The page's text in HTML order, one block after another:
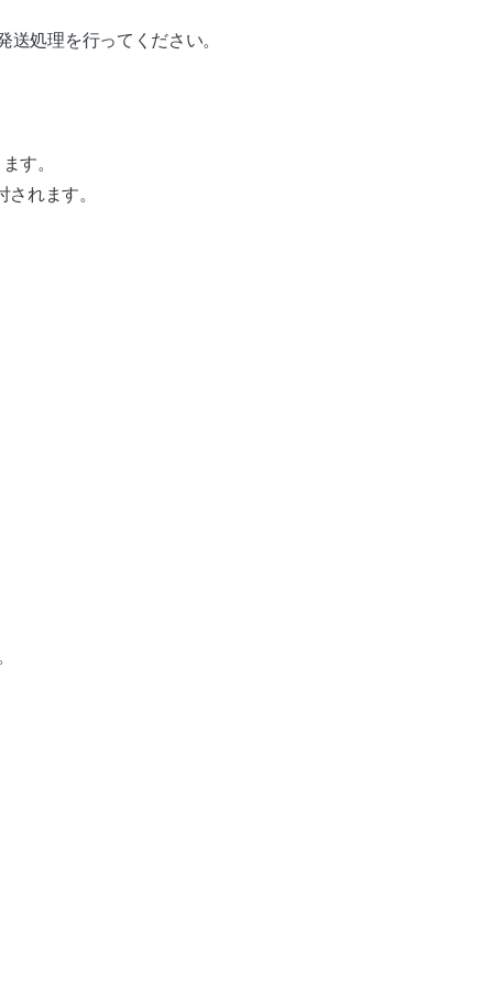
送処理を行ってください。
す。
れます。